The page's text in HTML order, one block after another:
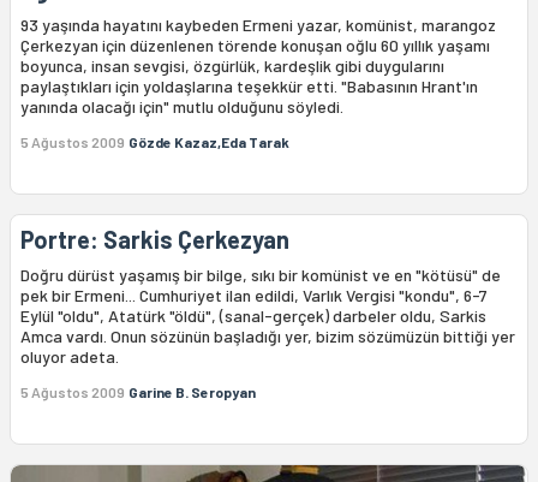
93 yaşında hayatını kaybeden Ermeni yazar, komünist, marangoz
Çerkezyan için düzenlenen törende konuşan oğlu 60 yıllık yaşamı
boyunca, insan sevgisi, özgürlük, kardeşlik gibi duygularını
paylaştıkları için yoldaşlarına teşekkür etti. "Babasının Hrant'ın
yanında olacağı için" mutlu olduğunu söyledi.
5 Ağustos 2009 Gözde Kazaz,Eda Tarak
Portre: Sarkis Çerkezyan
Doğru dürüst yaşamış bir bilge, sıkı bir komünist ve en "kötüsü" de
pek bir Ermeni... Cumhuriyet ilan edildi, Varlık Vergisi "kondu", 6-7
Eylül "oldu", Atatürk "öldü", (sanal-gerçek) darbeler oldu, Sarkis
Amca vardı. Onun sözünün başladığı yer, bizim sözümüzün bittiği yer
oluyor adeta.
5 Ağustos 2009 Garine B. Seropyan